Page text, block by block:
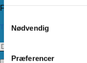
Nødvendig
Præferencer
Følg os
Tilmeld dig vores nyhedsbrev